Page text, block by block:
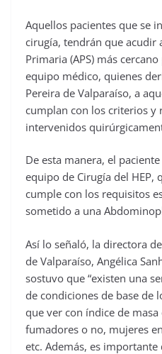
Aquellos pacientes que se
cirugía, tendrán que acudir
Primaria (APS) más
equipo médico, quienes
Pereira de Valparaíso, a
cumplan con los criterios y
intervenidos
De esta manera, el
equipo de Cirugía del HEP,
cumple con los requisitos
sometido a una
Así lo señaló, la directora
de Valparaíso, Angélica
sostuvo que “existen una
de condiciones de base de
que ver con índice de
fumadores o no, mujeres
etc. Además, es